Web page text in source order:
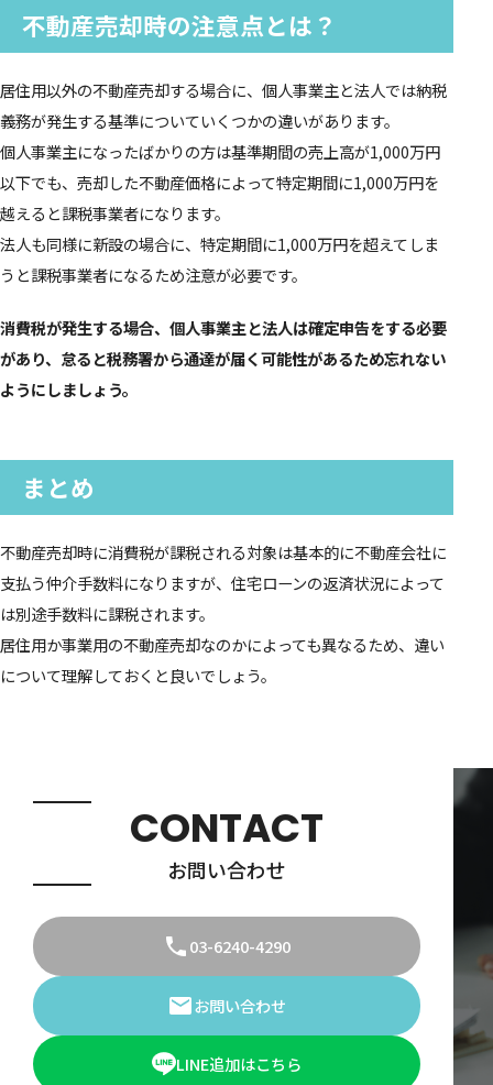
不動産売却時の注意点とは？
居住用以外の不動産売却する場合に、個人事業主と法人では納税
義務が発生する基準についていくつかの違いがあります。
個人事業主になったばかりの方は基準期間の売上高が1,000万円
以下でも、売却した不動産価格によって特定期間に1,000万円を
越えると課税事業者になります。
法人も同様に新設の場合に、特定期間に1,000万円を超えてしま
うと課税事業者になるため注意が必要です。
消費税が発生する場合、個人事業主と法人は確定申告をする必要
があり、怠ると税務署から通達が届く可能性があるため忘れない
ようにしましょう。
まとめ
不動産売却時に消費税が課税される対象は基本的に不動産会社に
支払う仲介手数料になりますが、住宅ローンの返済状況によって
は別途手数料に課税されます。
居住用か事業用の不動産売却なのかによっても異なるため、違い
について理解しておくと良いでしょう。
CONTACT
お問い合わせ
03-6240-4290
お問い合わせ
LINE追加はこちら